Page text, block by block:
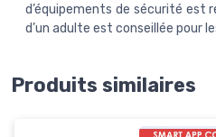
d’équipements de sécurité est
d’un adulte est conseillée pour
Produits similaires